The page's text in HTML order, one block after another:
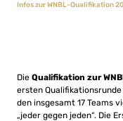
Infos zur WNBL-Qualifikation
Die Qualifikation zur
ersten
den insgesamt 17 Teams
„jeder gegen jeden“. Die